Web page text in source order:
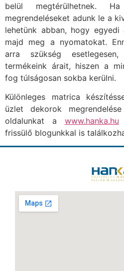
belül megtérülhetnek.
megrendeléseket adunk le a
lehetünk abban, hogy egyedi
majd meg a nyomatokat.
arra szükség
termékeink árait, hiszen a
fog túlságosan sokba kerülni.
Különleges matrica
üzlet dekorok
oldalunkat a www.hanka.hu
frissülő blogunkkal is